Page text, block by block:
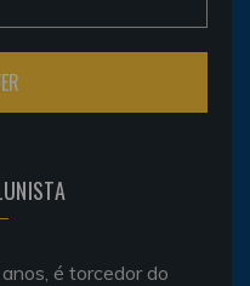
é torcedor do